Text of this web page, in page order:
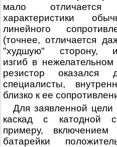
мало
характеристики
линейного
(точнее, отличается
"худшую" сторону,
изгиб в
резистор
специалисты,
близко к ее
Для заявленной
каскад с катодной
примеру,
батарейки